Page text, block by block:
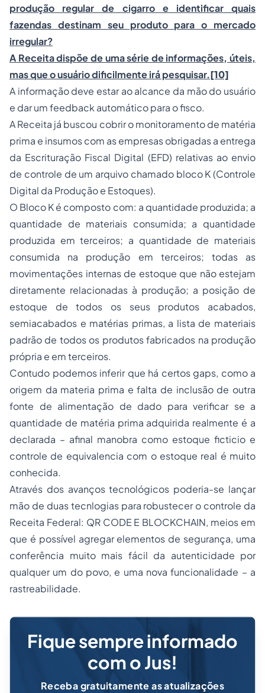
produção regular de cigarro e identificar quais
fazendas destinam seu produto para o mercado
irregular?
A Receita dispõe de uma série de informações, úteis,
mas que o usuário dificilmente irá pesquisar.[10]
A informação deve estar ao alcance da mão do usuário
e dar um feedback automático para o fisco.
A Receita já buscou cobrir o monitoramento de matéria
prima e insumos com as empresas obrigadas a entrega
da Escrituração Fiscal Digital (EFD) relativas ao envio
de controle de um arquivo chamado bloco K (Controle
Digital da Produção e Estoques).
O Bloco K é composto com: a quantidade produzida; a
quantidade de materiais consumida; a quantidade
produzida em terceiros; a quantidade de materiais
consumida na produção em terceiros; todas as
movimentações internas de estoque que não estejam
diretamente relacionadas à produção; a posição de
estoque de todos os seus produtos acabados,
semiacabados e matérias primas, a lista de materiais
padrão de todos os produtos fabricados na produção
própria e em terceiros.
Contudo podemos inferir que há certos gaps, como a
origem da materia prima e falta de inclusão de outra
fonte de alimentação de dado para verificar se a
quantidade de matéria prima adquirida realmente é a
declarada – afinal manobra como estoque ficticio e
controle de equivalencia com o estoque real é muito
conhecida.
Através dos avanços tecnológicos poderia-se lançar
mão de duas tecnlogias para robustecer o controle da
Receita Federal: QR CODE E BLOCKCHAIN, meios em
que é possível agregar elementos de segurança, uma
conferência muito mais fácil da autenticidade por
qualquer um do povo, e uma nova funcionalidade – a
rastreabilidade.
Fique sempre informado
com o Jus!
Receba gratuitamente as atualizações